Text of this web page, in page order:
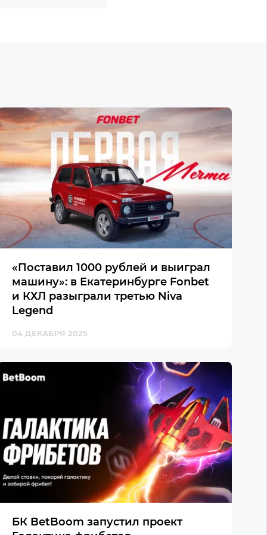
«Поставил 1000 рублей и выиграл
машину»: в Екатеринбурге Fonbet
и КХЛ разыграли третью Niva
Legend
04 ДЕКАБРЯ 2025
БК BetBoom запустил проект